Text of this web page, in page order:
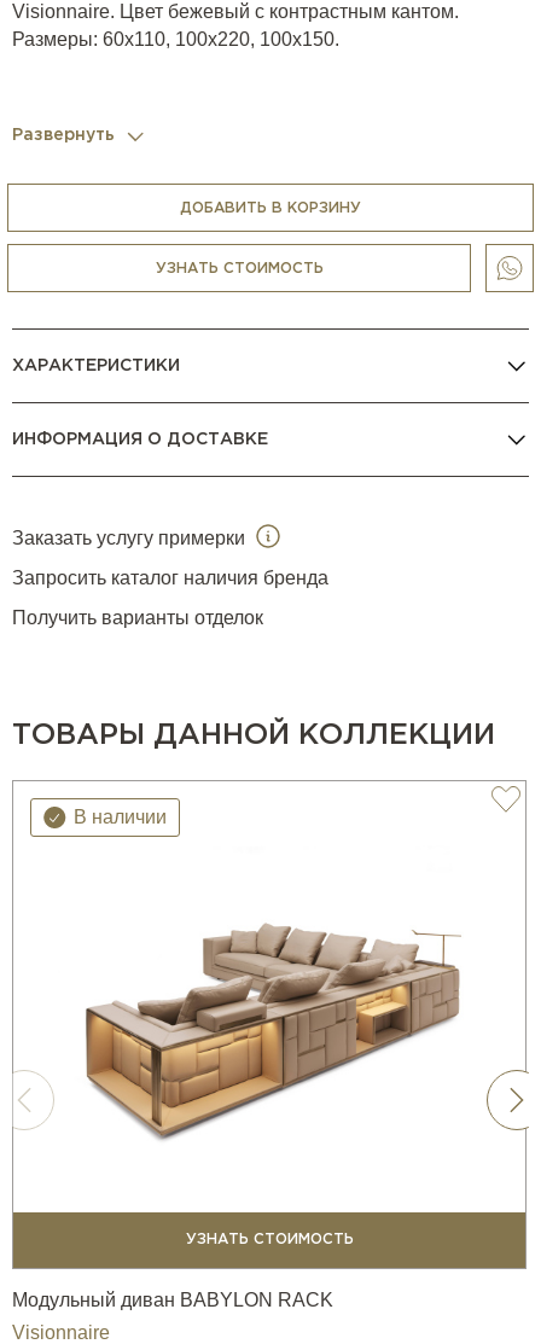
Visionnaire. Цвет бежевый с контрастным кантом.
Размеры: 60x110, 100x220, 100x150.
Развернуть
ДОБАВИТЬ В КОРЗИНУ
УЗНАТЬ СТОИМОСТЬ
ХАРАКТЕРИСТИКИ
ИНФОРМАЦИЯ О ДОСТАВКЕ
Заказать услугу примерки
Запросить каталог наличия бренда
Получить варианты отделок
ТОВАРЫ ДАННОЙ КОЛЛЕКЦИИ
В наличии
УЗНАТЬ СТОИМОСТЬ
Модульный диван BABYLON RACK
Visionnaire